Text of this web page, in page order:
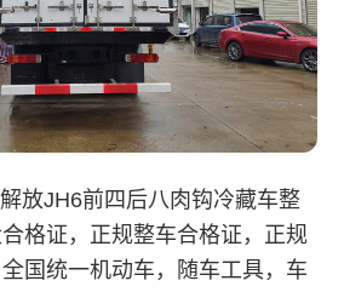
放JH6前四后八肉钩冷藏车整
格证，正规整车合格证，正规
国统一机动车，随车工具，车